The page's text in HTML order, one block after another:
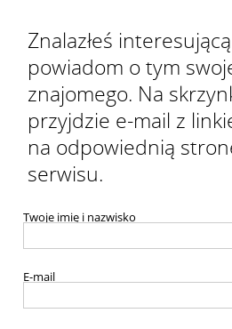
Znalazłeś
powiadom o tym
znajomego. Na
przyjdzie e-mail z
na odpowiednią
serwisu.
Twoje imię i nazwisko
E-mail